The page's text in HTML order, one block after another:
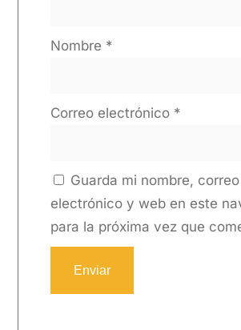
Nombre *
Correo electrónico *
Guarda mi nombre, correo
electrónico y web en este
para la próxima vez que